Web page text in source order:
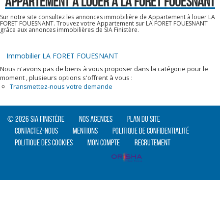
Sur notre site consultez les annonces immobilière de Appartement à louer LA
FORET FOUESNANT. Trouvez votre Appartement sur LA FORET FOUESNANT
grâce aux annonces immobilières de SIA Finistère.
Immobilier LA FORET FOUESNANT
Nous n'avons pas de biens à vous proposer dans la catégorie pour le
moment , plusieurs options s'offrent à vous :
Transmettez-nous votre demande
© 2026 SIA Finistère Nos agences
Plan du site
Contactez-nous
Mentions
Politique de confidentialité
Politique des cookies
Mon compte Recrutement